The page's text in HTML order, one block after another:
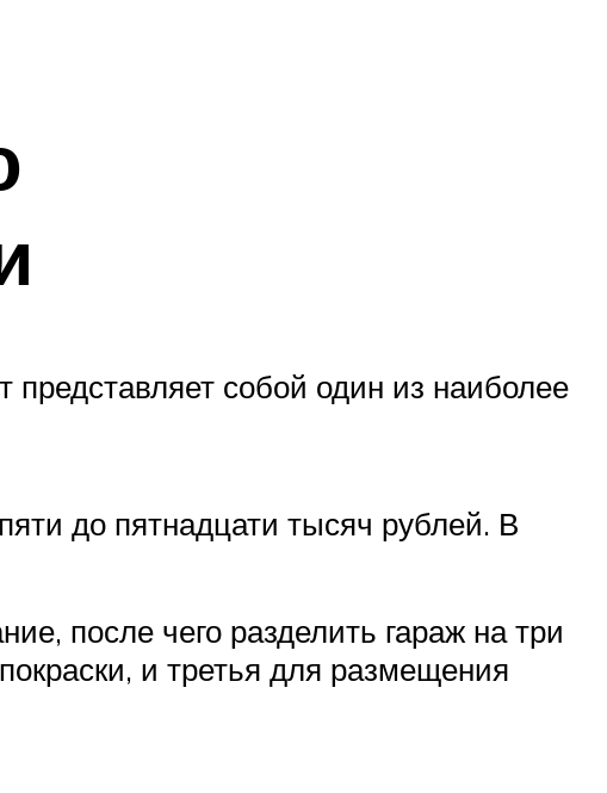
представляет собой один из наиболее
до пятнадцати тысяч рублей. В
после чего разделить гараж на три
и третья для размещения